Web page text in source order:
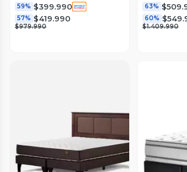
59% $399.990
57% $419.990
$979.990
63%
60%
$1.409.990